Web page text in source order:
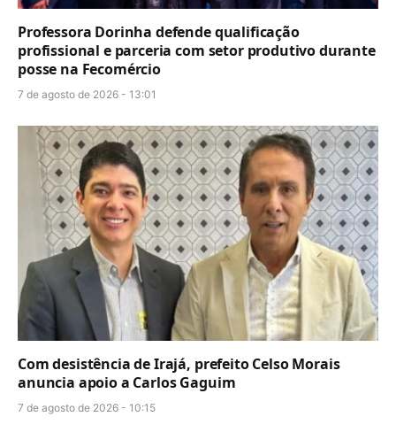
Professora Dorinha defende qualificação
profissional e parceria com setor produtivo durante
posse na Fecomércio
7 de agosto de 2026 - 13:01
Com desistência de Irajá, prefeito Celso Morais
anuncia apoio a Carlos Gaguim
7 de agosto de 2026 - 10:15